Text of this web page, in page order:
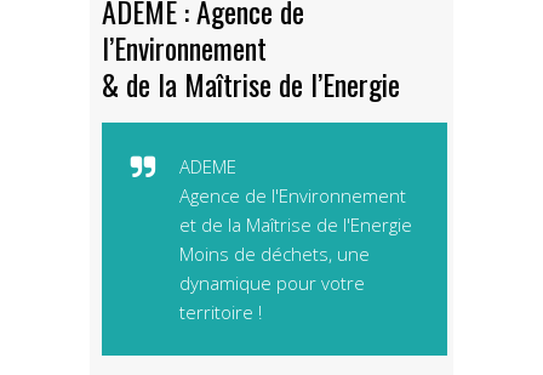
ADEME : Agence de
l’Environnement
& de la Maîtrise de l’Energie
ADEME
Agence de l'Environnement
et de la Maîtrise de l'Energie
Moins de déchets, une
dynamique pour votre
territoire !